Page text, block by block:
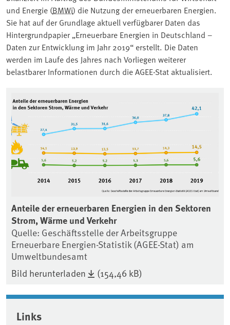
und Energie (BMWi) die Nutzung der erneuerbaren Energien.
Sie hat auf der Grundlage aktuell verfügbarer Daten das
Hintergrundpapier „Erneuerbare Energien in Deutschland –
Daten zur Entwicklung im Jahr 2019“ erstellt. Die Daten
werden im Laufe des Jahres nach Vorliegen weiterer
belastbarer Informationen durch die AGEE-Stat aktualisiert.
Associated content
Anteile der erneuerbaren Energien in den Sektoren
Strom, Wärme und Verkehr
Quelle: Geschäftsstelle der Arbeitsgruppe
Erneuerbare Energien-Statistik (AGEE-Stat) am
Umweltbundesamt
Bild herunterladen
(154,46 kB)
Links